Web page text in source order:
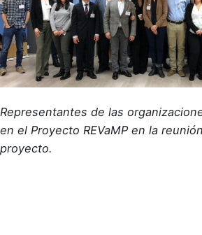
Representantes de las
en el Proyecto REVaMP en la reunión
proyecto.